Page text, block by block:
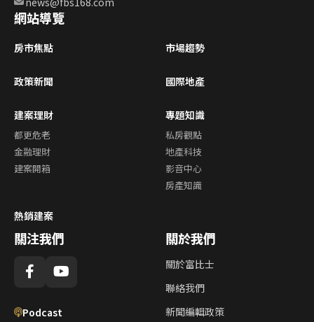
網站導覽
房市焦點 市場趨勢
政策新聞 國際地產
建案理財
都更危老
金融理財
建案開箱
專題知識
私房觀點
地產科技
影音中心
房產知識
熱銷建案
關注我們
Podcast
關於我們
關於富比士
聯絡我們
新聞編輯政策